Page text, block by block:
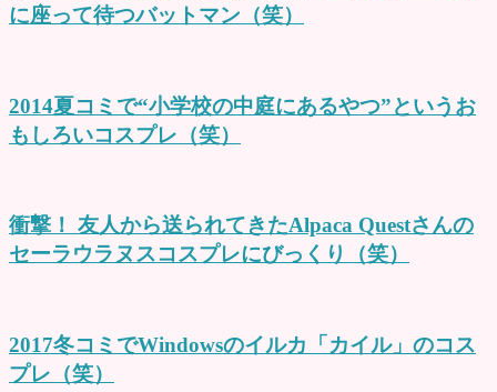
に座って待つバットマン（笑）
2014夏コミで“小学校の中庭にあるやつ”というお
もしろいコスプレ（笑）
衝撃！ 友人から送られてきたAlpaca Questさんの
セーラウラヌスコスプレにびっくり（笑）
2017冬コミでWindowsのイルカ「カイル」のコス
プレ（笑）